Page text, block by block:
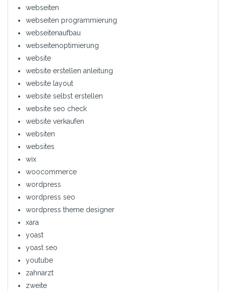
webseiten
webseiten programmierung
webseitenaufbau
webseitenoptimierung
website
website erstellen anleitung
website layout
website selbst erstellen
website seo check
website verkaufen
websiten
websites
wix
woocommerce
wordpress
wordpress seo
wordpress theme designer
xara
yoast
yoast seo
youtube
zahnarzt
zweite